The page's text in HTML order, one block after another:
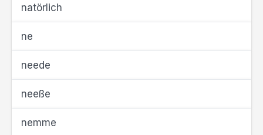
natörlich
ne
neede
neeße
nemme